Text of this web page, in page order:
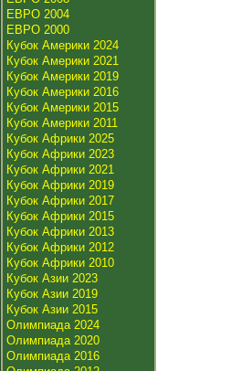
ЕВРО 2004
ЕВРО 2000
Кубок Америки 2024
Кубок Америки 2021
Кубок Америки 2019
Кубок Америки 2016
Кубок Америки 2015
Кубок Америки 2011
Кубок Африки 2025
Кубок Африки 2023
Кубок Африки 2021
Кубок Африки 2019
Кубок Африки 2017
Кубок Африки 2015
Кубок Африки 2013
Кубок Африки 2012
Кубок Африки 2010
Кубок Азии 2023
Кубок Азии 2019
Кубок Азии 2015
Олимпиада 2024
Олимпиада 2020
Олимпиада 2016